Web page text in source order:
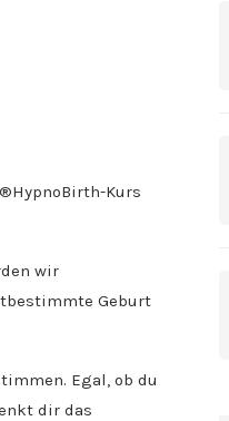
Kurs
wir
Geburt
Egal, ob du
dir das